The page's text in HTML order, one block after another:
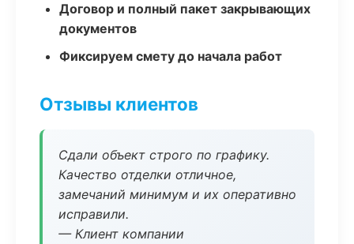
Договор и полный пакет закрывающих
документов
Фиксируем смету до начала работ
Отзывы клиентов
Сдали объект строго по графику.
Качество отделки отличное,
замечаний минимум и их оперативно
исправили.
— Клиент компании